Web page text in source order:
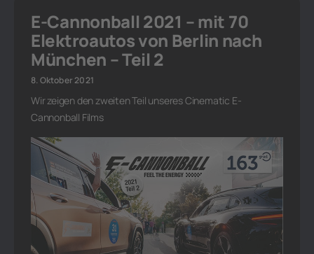
E-Cannonball 2021 – mit 70
Elektroautos von Berlin nach
München – Teil 2
8. Oktober 2021
Wir zeigen den zweiten Teil unseres Cinematic E-
Cannonball Films